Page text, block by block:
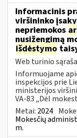
Informacinis
viršininko
nepriemokos ar
nusižengimą
išdėstymo
Web turinio
Informuojame
inspekcijos prie
ministerijos
VA-83 „Dėl
Metai: 2024
Mokesčių
m.